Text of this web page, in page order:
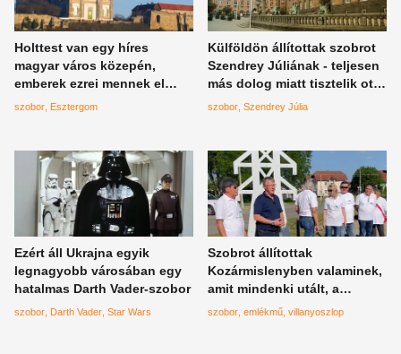
Holttest van egy híres
magyar város közepén,
emberek ezrei mennek el
mellette minden nap
szobor Esztergom
Külföldön állítottak szobrot
Szendrey Júliának - teljesen
más dolog miatt tisztelik ott,
nem mint Petőfi özvegyét
szobor Szendrey Júlia
Ezért áll Ukrajna egyik
legnagyobb városában egy
hatalmas Darth Vader-szobor
szobor Darth Vader Star Wars
Szobrot állítottak
Kozármislenyben valaminek,
amit mindenki utált, a
polgármester büszke rá
szobor emlékmű villanyoszlop